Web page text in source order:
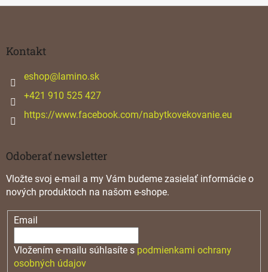
Kontakt
eshop@lamino.sk
+421 910 525 427
https://www.facebook.com/nabytkovekovanie.eu
Odoberať newsletter
Vložte svoj e-mail a my Vám budeme zasielať informácie o
nových produktoch na našom e-shope.
Email
Vložením e-mailu súhlasíte s podmienkami ochrany
osobných údajov